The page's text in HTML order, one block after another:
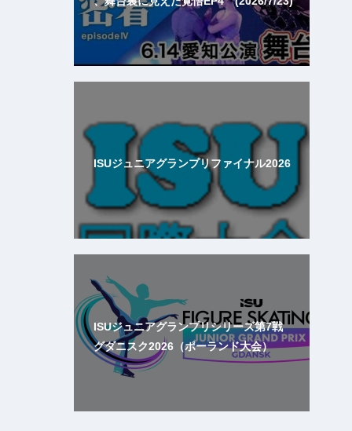
ISUジュニアグランプリファイナル2026
ISUジュニアグランプリシリーズ第7戦
グダニスク2026（ポーランド大会）